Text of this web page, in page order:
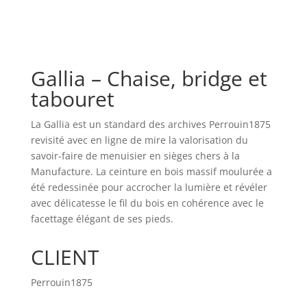
Gallia – Chaise, bridge et
tabouret
La Gallia est un standard des archives Perrouin1875
revisité avec en ligne de mire la valorisation du
savoir-faire de menuisier en sièges chers à la
Manufacture. La ceinture en bois massif moulurée a
été redessinée pour accrocher la lumière et révéler
avec délicatesse le fil du bois en cohérence avec le
facettage élégant de ses pieds.
CLIENT
Perrouin1875